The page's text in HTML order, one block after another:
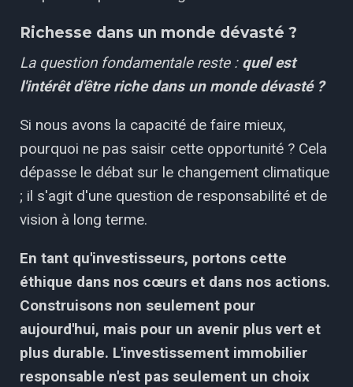
Richesse dans un monde dévasté ?
La question fondamentale reste : quel est
l'intérêt d'être riche dans un monde dévasté ?
Si nous avons la capacité de faire mieux,
pourquoi ne pas saisir cette opportunité ? Cela
dépasse le débat sur le changement climatique
; il s'agit d'une question de responsabilité et de
vision à long terme.
En tant qu'investisseurs, portons cette
éthique dans nos cœurs et dans nos actions.
Construisons non seulement pour
aujourd'hui, mais pour un avenir plus vert et
plus durable. L'investissement immobilier
responsable n'est pas seulement un choix